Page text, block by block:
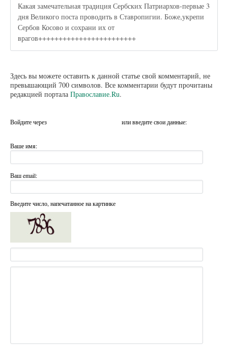
Какая замечательная традиция Сербских Патриархов-первые 3
дня Великого поста проводить в Ставропигии. Боже,укрепи
Сербов Косово и сохрани их от
врагов++++++++++++++++++++++++
Здесь вы можете оставить к данной статье свой комментарий, не
превышающий 700 символов. Все комментарии будут прочитаны
редакцией портала Православие.Ru.
Войдите через или введите свои данные:
Ваше имя:
Ваш email:
Введите число, напечатанное на картинке